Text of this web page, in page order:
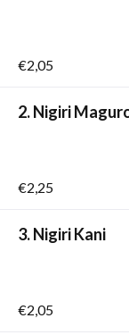
€2,05
2. Nigiri
€2,25
3. Nigiri Kani
€2,05